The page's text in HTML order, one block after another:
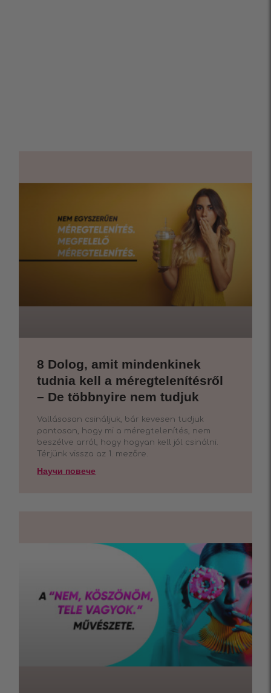
8 Dolog, amit mindenkinek
tudnia kell a méregtelenítésről
– De többnyire nem tudjuk
Vallásosan csináljuk, bár kevesen tudjuk
pontosan, hogy mi a méregtelenítés, nem
beszélve arról, hogy hogyan kell jól csinálni.
Térjünk vissza az 1. mezőre.
Научи повече